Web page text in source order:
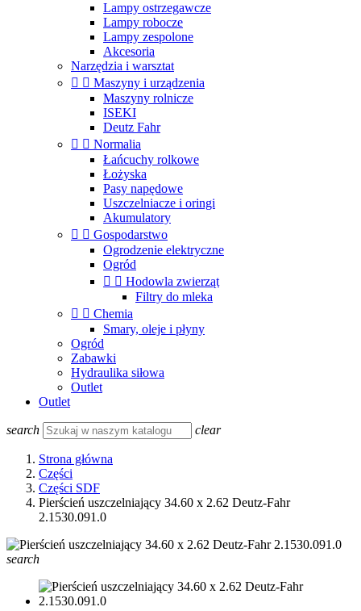
Lampy ostrzegawcze
Lampy robocze
Lampy zespolone
Akcesoria
Narzędzia i warsztat
  Maszyny i urządzenia
Maszyny rolnicze
ISEKI
Deutz Fahr
  Normalia
Łańcuchy rolkowe
Łożyska
Pasy napędowe
Uszczelniacze i oringi
Akumulatory
  Gospodarstwo
Ogrodzenie elektryczne
Ogród
  Hodowla zwierząt
Filtry do mleka
  Chemia
Smary, oleje i płyny
Ogród
Zabawki
Hydraulika siłowa
Outlet
Outlet
search clear
Strona główna
Części
Części SDF
Pierścień uszczelniający 34.60 x 2.62 Deutz-Fahr
2.1530.091.0
search